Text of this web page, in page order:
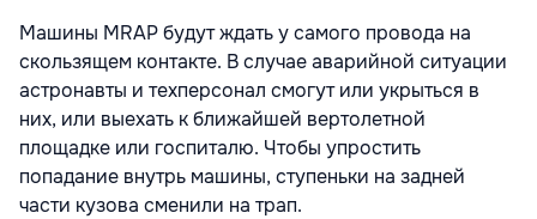
Машины MRAP будут ждать у самого провода на
скользящем контакте. В случае аварийной ситуации
астронавты и техперсонал смогут или укрыться в
них, или выехать к ближайшей вертолетной
площадке или госпиталю. Чтобы упростить
попадание внутрь машины, ступеньки на задней
части кузова сменили на трап.